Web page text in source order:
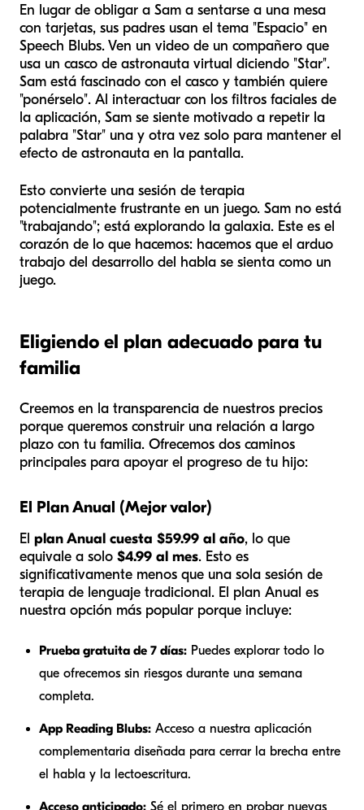
En lugar de obligar a Sam a sentarse a una mesa
con tarjetas, sus padres usan el tema "Espacio" en
Speech Blubs. Ven un video de un compañero que
usa un casco de astronauta virtual diciendo "Star".
Sam está fascinado con el casco y también quiere
"ponérselo". Al interactuar con los filtros faciales de
la aplicación, Sam se siente motivado a repetir la
palabra "Star" una y otra vez solo para mantener el
efecto de astronauta en la pantalla.
Esto convierte una sesión de terapia
potencialmente frustrante en un juego. Sam no está
"trabajando"; está explorando la galaxia. Este es el
corazón de lo que hacemos: hacemos que el arduo
trabajo del desarrollo del habla se sienta como un
juego.
Eligiendo el plan adecuado para tu
familia
Creemos en la transparencia de nuestros precios
porque queremos construir una relación a largo
plazo con tu familia. Ofrecemos dos caminos
principales para apoyar el progreso de tu hijo:
El Plan Anual (Mejor valor)
El plan Anual cuesta $59.99 al año, lo que
equivale a solo $4.99 al mes. Esto es
significativamente menos que una sola sesión de
terapia de lenguaje tradicional. El plan Anual es
nuestra opción más popular porque incluye:
Prueba gratuita de 7 días: Puedes explorar todo lo
que ofrecemos sin riesgos durante una semana
completa.
App Reading Blubs: Acceso a nuestra aplicación
complementaria diseñada para cerrar la brecha entre
el habla y la lectoescritura.
Acceso anticipado: Sé el primero en probar nuevas